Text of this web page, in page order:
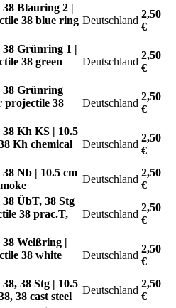
38 Blauring 2 |
38 blue ring Deutschland
2,50
€
38 Grünring 1 |
38 green
Deutschland
2,50
€
38 Grünring
projectile 38
Deutschland
2,50
€
Kh KS | 10.5
Kh chemical
Deutschland
2,50
€
Nb | 10.5 cm
Deutschland
2,50
€
ÜbT, 38 Stg
38 prac.T,
Deutschland
2,50
€
38 Weißring |
38 white
Deutschland
2,50
€
38 Stg | 10.5
38 cast steel
Deutschland
2,50
€